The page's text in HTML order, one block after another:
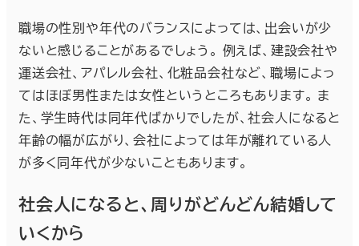
職場の性別や年代のバランスによっては、出会いが少
ないと感じることがあるでしょう。 例えば、建設会社や
運送会社、アパレル会社、化粧品会社など、職場によっ
てはほぼ男性または女性というところもあります。 ま
た、学生時代は同年代ばかりでしたが、社会人になると
年齢の幅が広がり、会社によっては年が離れている人
が多く同年代が少ないこともあります。
社会人になると、周りがどんどん結婚して
いくから